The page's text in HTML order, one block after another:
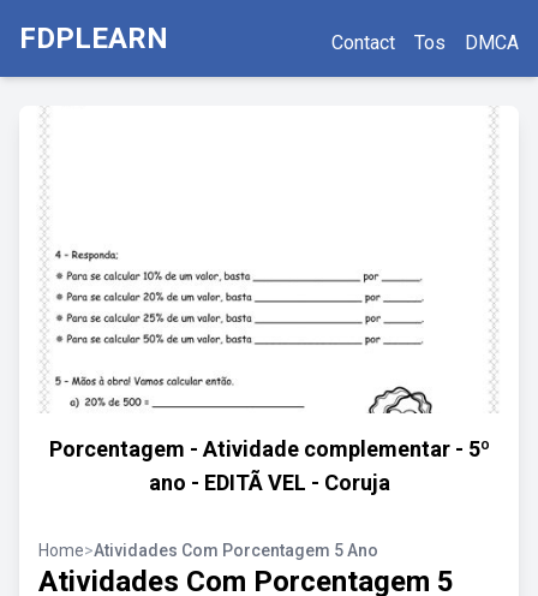
FDPLEARN Contact Tos DMCA
Porcentagem - Atividade complementar - 5º
ano - EDITÃ VEL - Coruja
Home>Atividades Com Porcentagem 5 Ano
Atividades Com Porcentagem 5